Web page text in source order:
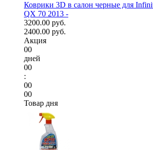
Коврики 3D в салон черные для
QX 70 2013 -
3200.00 руб.
2400.00 руб.
Акция
00
дней
00
:
00
00
Товар дня